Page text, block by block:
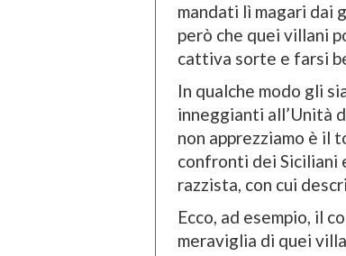
mandati lì magari dai
però che quei villani
cattiva sorte e farsi
In qualche modo gli
inneggianti all’Unità
non apprezziamo è il
confronti dei Siciliani
razzista, con cui
Ecco, ad esempio, il
meraviglia di quei